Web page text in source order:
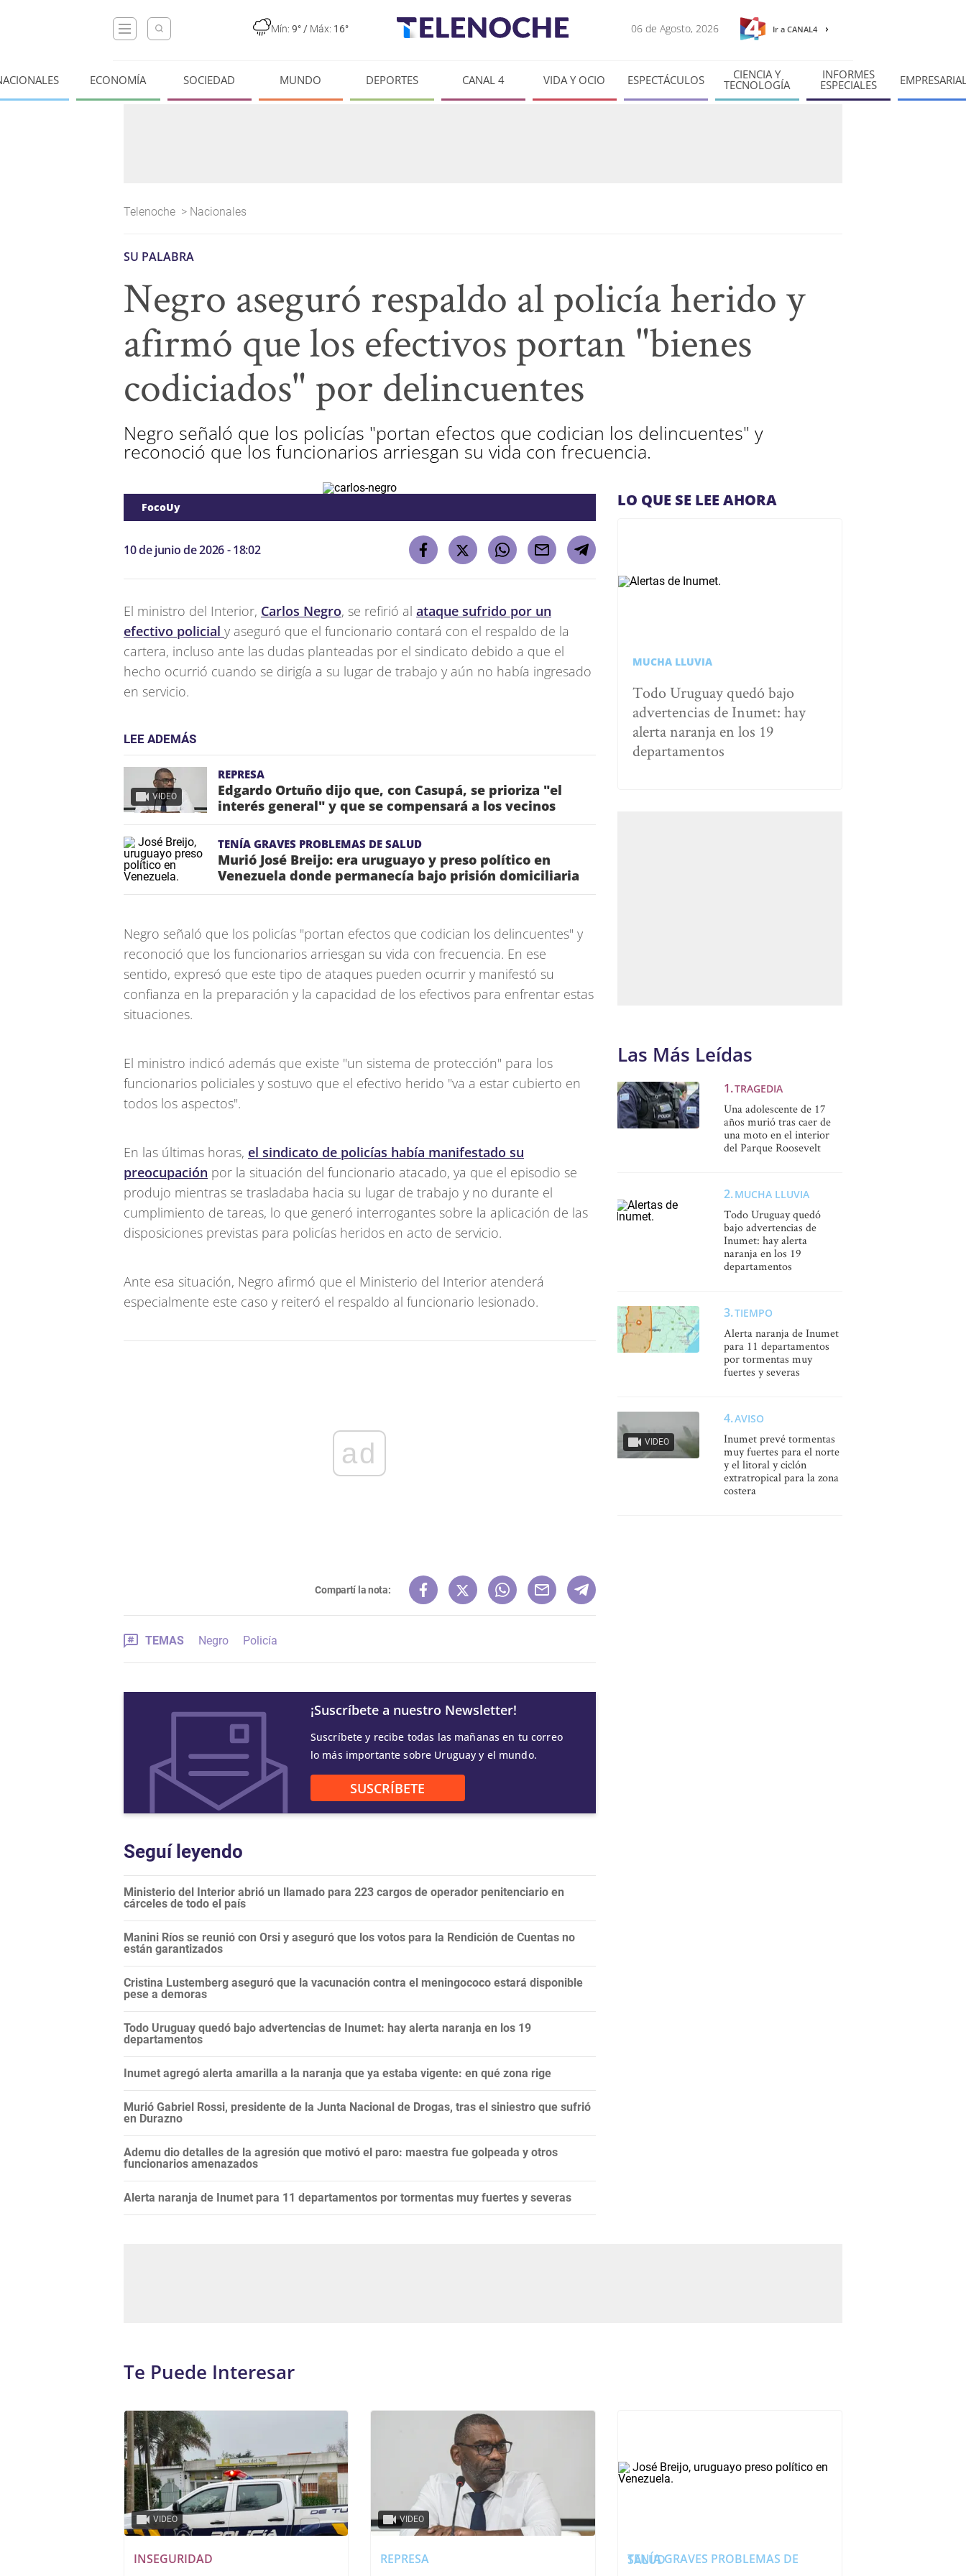
Mín: 9° / Máx: 16° 06 de Agosto, 2026 Ir a CANAL4
ECONOMÍA SOCIEDAD MUNDO DEPORTES CANAL 4 VIDA Y OCIO ESPECTÁCULOS CIENCIA Y
TECNOLOGÍA
INFORMES
ESPECIALES
Telenoche > Nacionales
SU PALABRA
Negro aseguró respaldo al policía herido y
afirmó que los efectivos portan "bienes
codiciados" por delincuentes
Negro señaló que los policías "portan efectos que codician los delincuentes" y
reconoció que los funcionarios arriesgan su vida con frecuencia.
FocoUy
10 de junio de 2026 - 18:02
El ministro del Interior, Carlos Negro, se refirió al ataque sufrido por un
efectivo policial y aseguró que el funcionario contará con el respaldo de la
cartera, incluso ante las dudas planteadas por el sindicato debido a que el
hecho ocurrió cuando se dirigía a su lugar de trabajo y aún no había ingresado
en servicio.
LEE ADEMÁS
VIDEO
REPRESA
Edgardo Ortuño dijo que, con Casupá, se prioriza "el
interés general" y que se compensará a los vecinos
TENÍA GRAVES PROBLEMAS DE SALUD
Murió José Breijo: era uruguayo y preso político en
Venezuela donde permanecía bajo prisión domiciliaria
Negro señaló que los policías "portan efectos que codician los delincuentes" y
reconoció que los funcionarios arriesgan su vida con frecuencia. En ese
sentido, expresó que este tipo de ataques pueden ocurrir y manifestó su
confianza en la preparación y la capacidad de los efectivos para enfrentar estas
situaciones.
El ministro indicó además que existe "un sistema de protección" para los
funcionarios policiales y sostuvo que el efectivo herido "va a estar cubierto en
todos los aspectos".
En las últimas horas, el sindicato de policías había manifestado su
preocupación por la situación del funcionario atacado, ya que el episodio se
produjo mientras se trasladaba hacia su lugar de trabajo y no durante el
cumplimiento de tareas, lo que generó interrogantes sobre la aplicación de las
disposiciones previstas para policías heridos en acto de servicio.
Ante esa situación, Negro afirmó que el Ministerio del Interior atenderá
especialmente este caso y reiteró el respaldo al funcionario lesionado.
ad
Compartí la nota:
TEMAS Negro Policía
¡Suscríbete a nuestro Newsletter!
Suscríbete y recibe todas las mañanas en tu correo
lo más importante sobre Uruguay y el mundo.
SUSCRÍBETE
Seguí leyendo
Ministerio del Interior abrió un llamado para 223 cargos de operador penitenciario en
cárceles de todo el país
Manini Ríos se reunió con Orsi y aseguró que los votos para la Rendición de Cuentas no
están garantizados
Cristina Lustemberg aseguró que la vacunación contra el meningococo estará disponible
pese a demoras
Todo Uruguay quedó bajo advertencias de Inumet: hay alerta naranja en los 19
departamentos
Inumet agregó alerta amarilla a la naranja que ya estaba vigente: en qué zona rige
Murió Gabriel Rossi, presidente de la Junta Nacional de Drogas, tras el siniestro que sufrió
en Durazno
Ademu dio detalles de la agresión que motivó el paro: maestra fue golpeada y otros
funcionarios amenazados
Alerta naranja de Inumet para 11 departamentos por tormentas muy fuertes y severas
LO QUE SE LEE AHORA
MUCHA LLUVIA
Todo Uruguay quedó bajo
advertencias de Inumet: hay
alerta naranja en los 19
departamentos
Las Más Leídas
TRAGEDIA
Una adolescente de 17
años murió tras caer de
una moto en el interior
del Parque Roosevelt
MUCHA LLUVIA
Todo Uruguay quedó
bajo advertencias de
Inumet: hay alerta
naranja en los 19
departamentos
TIEMPO
Alerta naranja de Inumet
para 11 departamentos
por tormentas muy
fuertes y severas
VIDEO
AVISO
Inumet prevé tormentas
muy fuertes para el norte
y el litoral y ciclón
extratropical para la zona
costera
Te Puede Interesar
VIDEO
INSEGURIDAD
VIDEO
REPRESA TENÍA GRAVES PROBLEMAS DE SALUD